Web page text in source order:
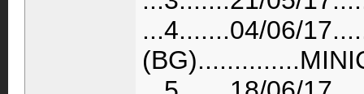
...4.......04/06/